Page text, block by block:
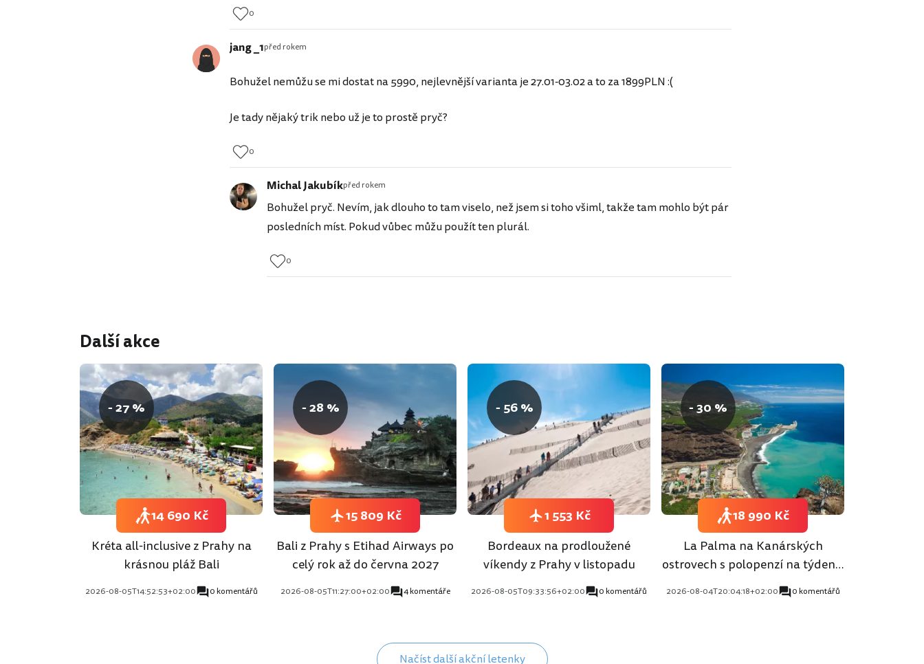
0
jang _1před rokem
Bohužel nemůžu se mi dostat na 5990, nejlevnější varianta je 27.01-03.02 a to za 1899PLN :(
Je tady nějaký trik nebo už je to prostě pryč?
0
Michal Jakubíkpřed rokem
Bohužel pryč. Nevím, jak dlouho to tam viselo, než jsem si toho všiml, takže tam mohlo být pár
posledních míst. Pokud vůbec můžu použít ten plurál.
0
Další akce
- 27 %
Kréta all-inclusive z Prahy na
krásnou pláž Bali
2026-08-05T14:52:53+02:00 0 komentářů
14 690 Kč
- 28 %
Bali z Prahy s Etihad Airways po
celý rok až do června 2027
2026-08-05T11:27:00+02:00 4 komentáře
15 809 Kč
- 56 %
Bordeaux na prodloužené
víkendy z Prahy v listopadu
2026-08-05T09:33:56+02:00 0 komentářů
1 553 Kč
- 30 %
La Palma na Kanárských
ostrovech s polopenzí na týden z
2026-08-04T20:04:18+02:00 0 komentářů
18 990 Kč
Načíst další akční letenky